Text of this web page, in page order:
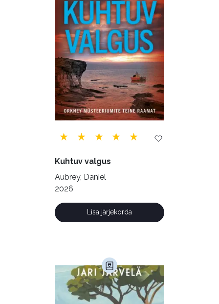
Eesti kirjandus (1775)
Ettevõtlus (30)
Filoloogia (121)
Filosoofia (147)
Geograafia (65)
Haridus (20)
Ilukirjandus (4256)
Juhtimine (23)
Krimi ja põnevik (1285)
Kultuur ja teadus (45)
Kunst ja looming (86)
Laste- ja noortekirjandus (580)
Loodusteadus (32)
Maamajandus (24)
Majandus (34)
Perioodika (15)
Kuhtuv valgus
Aubrey, Daniel
2026
Lisa järjekorda